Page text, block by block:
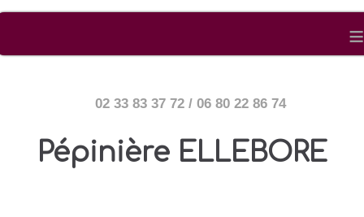
≡
02 33 83 37 72 / 06 80 22 86 74
Pépinière ELLEBORE